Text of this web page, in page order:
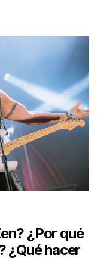
¿Por qué
¿Qué hacer